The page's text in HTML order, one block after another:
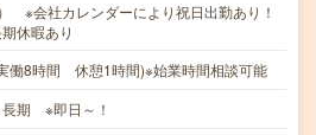
※会社カレンダーにより祝日出勤あり！
休暇あり
働8時間 休憩1時間)※始業時間相談可能
長期 ※即日～！